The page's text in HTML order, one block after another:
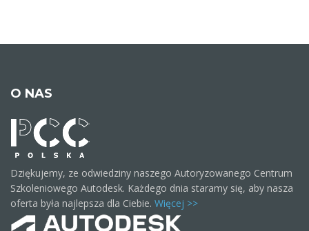
O NAS
Dziękujemy, ze odwiedziny naszego Autoryzowanego Centrum
Szkoleniowego Autodesk. Każdego dnia staramy się, aby nasza
oferta była najlepsza dla Ciebie. Więcej >>